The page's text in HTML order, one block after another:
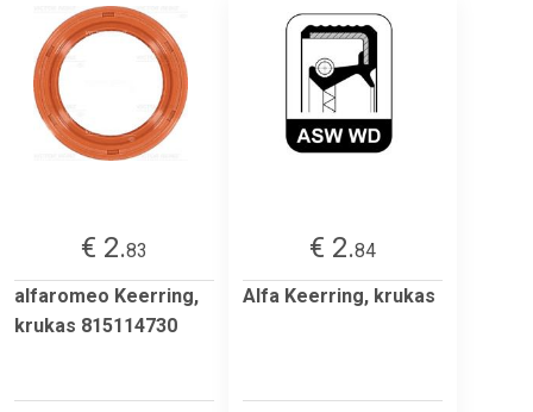
€ 2.83
alfaromeo Keerring,
krukas 815114730
€ 2.84
Alfa Keerring, krukas